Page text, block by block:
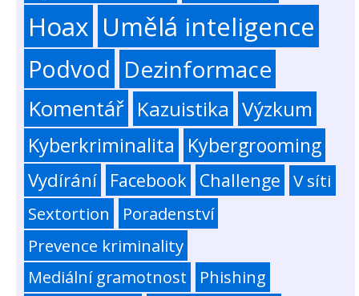
Hoax Umělá inteligence
Podvod Dezinformace
Komentář Kazuistika Výzkum
Kyberkriminalita Kybergrooming
Vydírání Facebook Challenge
V síti
Sextortion
Poradenství
Prevence kriminality
Mediální gramotnost
Phishing